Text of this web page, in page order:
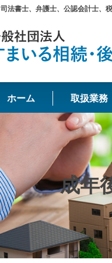
成年
司法書士、弁護士、公認会計士、
ホーム 取扱業務